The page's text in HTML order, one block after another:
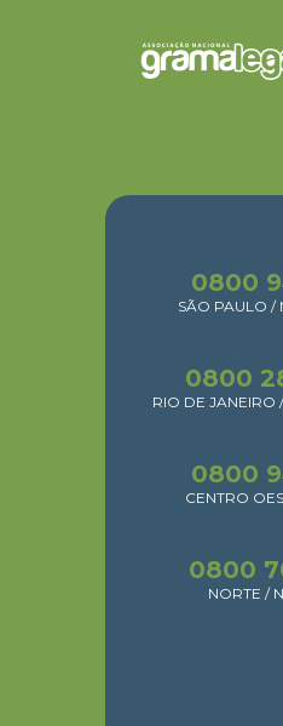
0800
SÃO PAULO /
0800
RIO DE JANEIRO
0800
CENTRO
0800
NORTE /